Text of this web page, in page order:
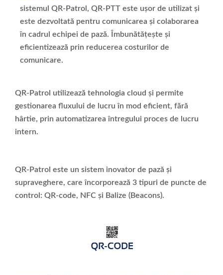
sistemul QR-Patrol, QR-PTT este ușor de utilizat și
este dezvoltată pentru comunicarea și colaborarea
în cadrul echipei de pază. Îmbunătățește și
eficientizează prin reducerea costurilor de
comunicare.
QR-Patrol utilizează tehnologia cloud și permite
gestionarea fluxului de lucru în mod eficient, fără
hârtie, prin automatizarea întregului proces de lucru
intern.
QR-Patrol este un sistem inovator de pază și
supraveghere, care încorporează 3 tipuri de puncte de
control: QR-code, NFC și Balize (Beacons).